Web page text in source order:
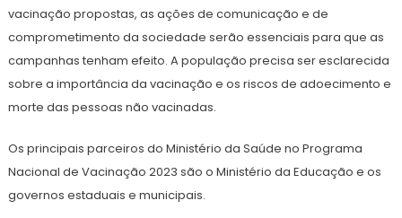
vacinação propostas, as ações de comunicação e de
comprometimento da sociedade serão essenciais para que as
campanhas tenham efeito. A população precisa ser esclarecida
sobre a importância da vacinação e os riscos de adoecimento e
morte das pessoas não vacinadas.
Os principais parceiros do Ministério da Saúde no Programa
Nacional de Vacinação 2023 são o Ministério da Educação e os
governos estaduais e municipais.